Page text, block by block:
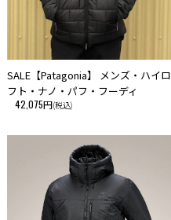
SALE【Patagonia】 メンズ・ハイロ
フト・ナノ・パフ・フーディ
42,075円(税込)